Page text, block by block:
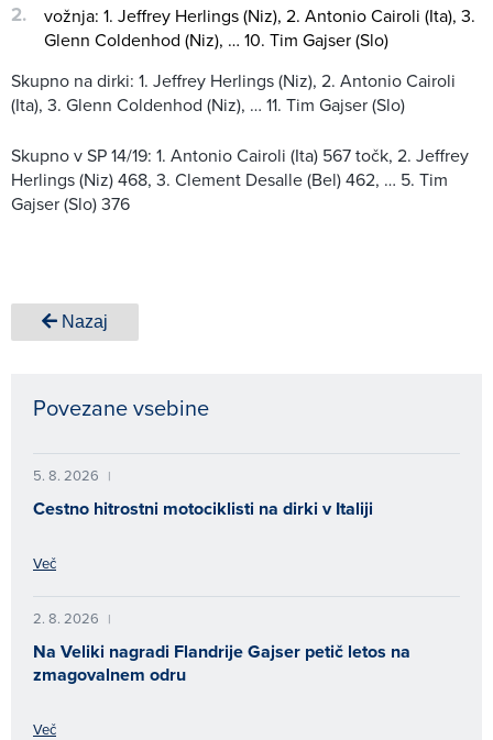
vožnja: 1. Jeffrey Herlings (Niz), 2. Antonio Cairoli (Ita), 3.
Glenn Coldenhod (Niz), … 10. Tim Gajser (Slo)
Skupno na dirki: 1. Jeffrey Herlings (Niz), 2. Antonio Cairoli
(Ita), 3. Glenn Coldenhod (Niz), … 11. Tim Gajser (Slo)
Skupno v SP 14/19: 1. Antonio Cairoli (Ita) 567 točk, 2. Jeffrey
Herlings (Niz) 468, 3. Clement Desalle (Bel) 462, … 5. Tim
Gajser (Slo) 376
Nazaj
Povezane vsebine
5. 8. 2026 |
Cestno hitrostni motociklisti na dirki v Italiji
Več
2. 8. 2026 |
Na Veliki nagradi Flandrije Gajser petič letos na
zmagovalnem odru
Več